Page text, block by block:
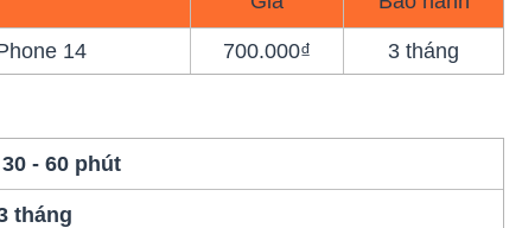
14 700.000₫ 3 tháng
- 60 phút
tháng